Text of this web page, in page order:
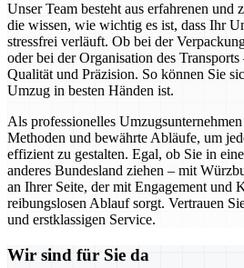
Unser Team besteht aus erfahrenen und
die wissen, wie wichtig es ist, dass Ihr
stressfrei verläuft. Ob bei der
oder bei der Organisation des
Qualität und Präzision. So können Sie
Umzug in besten Händen ist.
Als professionelles
Methoden und bewährte Abläufe, um
effizient zu gestalten. Egal, ob Sie in
anderes Bundesland ziehen – mit
an Ihrer Seite, der mit Engagement und
reibungslosen Ablauf sorgt. Vertrauen
und erstklassigen Service.
Wir sind für Sie da